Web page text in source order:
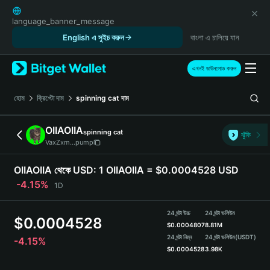
English
日本語
Русский
Español (Latinoamérica)
Türkçe
Italiano
Deutsch
简体中文
繁體中文
Português (Portugal)
Bahasa Indonesia
Español
language_banner_message
English এ সুইচ করুন
বাংলা এ চালিয়ে যান
এখনই ডাউনলোড করুন
হোম ক্রিপ্টো দাম spinning cat দাম
OIIAOIIAspinning cat
VaxZxm...pump
ঝুঁকি
OIIAOIIA থেকে USD: 1 OIIAOIIA = $0.0004528 USD
-4.15%
1D
$0.0004528
-4.15%
24 ঘন্টা উচ্চ
$0.0004807
24 ঘন্টা নিম্ন
$0.0004528
24 ঘন্টা ভলিউম
8.81M
24 ঘন্টা ভলিউম(USDT)
3.98K